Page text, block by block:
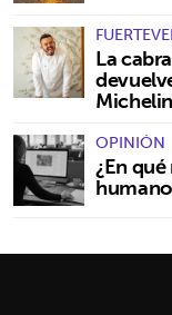
La
Michelin
OPINIÓN
¿En